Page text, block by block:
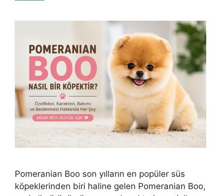
Pomeranian Boo son yılların en popüler süs
köpeklerinden biri haline gelen Pomeranian Boo,